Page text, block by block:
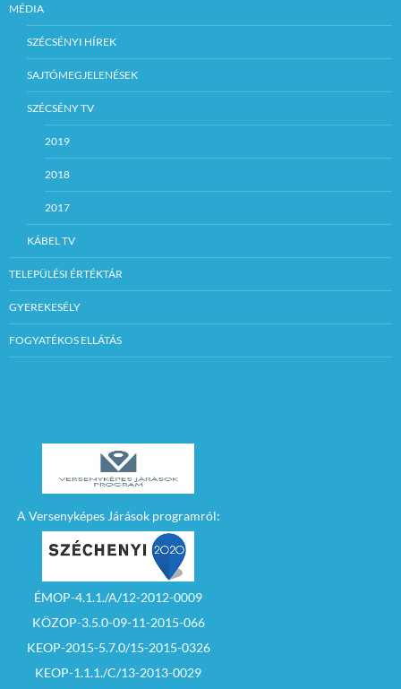
MÉDIA
SZÉCSÉNYI HÍREK
SAJTÓMEGJELENÉSEK
SZÉCSÉNY TV
2019
2018
2017
KÁBEL TV
TELEPÜLÉSI ÉRTÉKTÁR
GYEREKESÉLY
FOGYATÉKOS ELLÁTÁS
A Versenyképes Járások programról:
ÉMOP-4.1.1./A/12-2012-0009
KÖZOP-3.5.0-09-11-2015-066
KEOP-2015-5.7.0/15-2015-0326
KEOP-1.1.1./C/13-2013-0029